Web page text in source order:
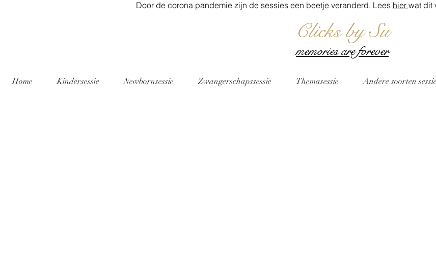
Door de corona pandemie zijn de sessies een beetje veranderd. Lees hier wat dit
Clicks by Su
memories are forever
Home Kindersessie Newbornsessie Zwangerschapssessie Themasessie Andere soorten